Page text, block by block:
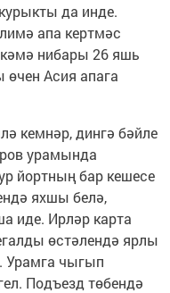
да инде.
апа кертмәс
нибары 26 яшь
өчен Асия апага
кемнәр, дингә бәйле
урамында
йортның бар кешесе
яхшы белә,
иде. Ирләр карта
өстәлендә ярлы
Урамга чыгып
Подъезд төбендә